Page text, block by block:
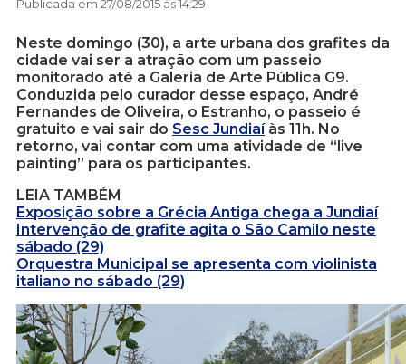
Publicada em 27/08/2015 às 14:29
Neste domingo (30), a arte urbana dos grafites da
cidade vai ser a atração com um passeio
monitorado até a Galeria de Arte Pública G9.
Conduzida pelo curador desse espaço, André
Fernandes de Oliveira, o Estranho, o passeio é
gratuito e vai sair do Sesc Jundiaíàs 11h. No
retorno, vai contar com uma atividade de “live
painting” para os participantes.
LEIA TAMBÉM
Exposição sobre a Grécia Antiga chega a Jundiaí
Intervenção de grafite agita o São Camilo neste
sábado (29)
Orquestra Municipal se apresenta com violinista
italiano no sábado (29)